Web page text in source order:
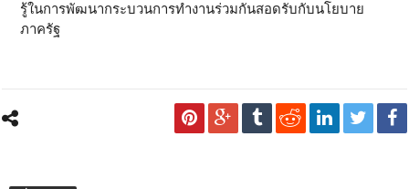
รู้ในการพัฒนากระบวนการทำงานร่วมกันสอดรับกับนโยบาย
ภาครัฐ